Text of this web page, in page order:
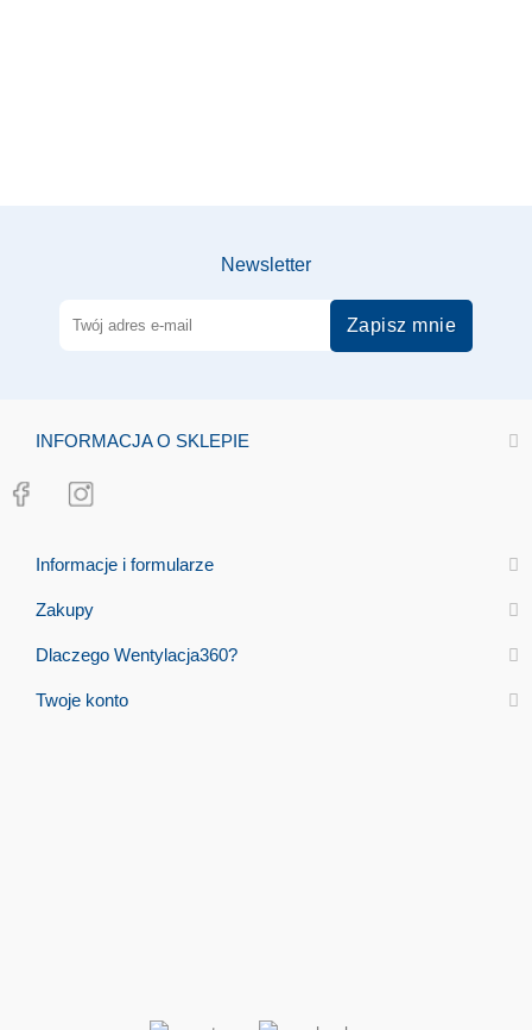
Newsletter
Zapisz mnie
INFORMACJA O SKLEPIE
Informacje i formularze
Zakupy
Dlaczego Wentylacja360?
Twoje konto